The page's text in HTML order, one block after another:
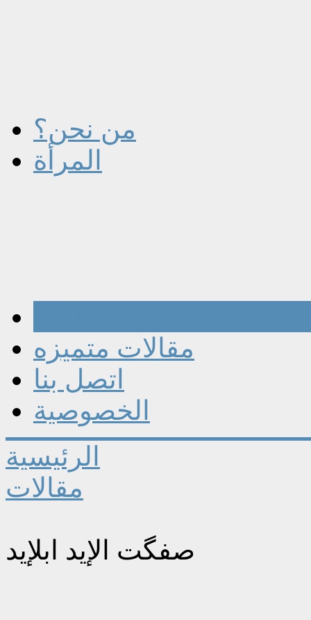
من نحن؟
المرأة
مقالات متميزه
اتصل بنا
الخصوصية
الرئيسية
مقالات
صفگت الإيد ابلإيد